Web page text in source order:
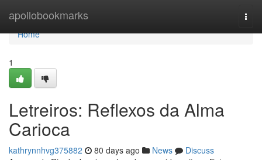
apollobookmarks
Home
Home
1
Letreiros: Reflexos da Alma
Carioca
kathrynnhvg375882 80 days ago News
Discuss